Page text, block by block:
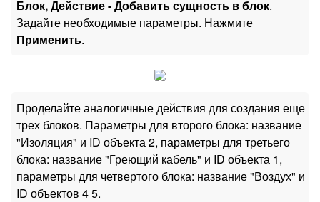
Блок, Действие - Добавить сущность в блок.
Задайте необходимые параметры. Нажмите
Применить.
Проделайте аналогичные действия для создания еще
трех блоков. Параметры для второго блока: название
"Изоляция" и ID объекта 2, параметры для третьего
блока: название "Греющий кабель" и ID объекта 1,
параметры для четвертого блока: название "Воздух" и
ID объектов 4 5.